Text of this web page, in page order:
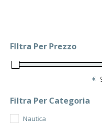
FIltra Per Prezzo
€
Filtra Per Categoria
Nautica